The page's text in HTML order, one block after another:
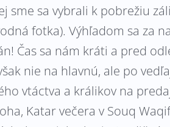
sme sa vybrali k pobrežiu
fotka). Výhľadom sa za
Čas sa nám kráti a pred
nie na hlavnú, ale po
vtáctva a králikov na
Katar večera v Souq